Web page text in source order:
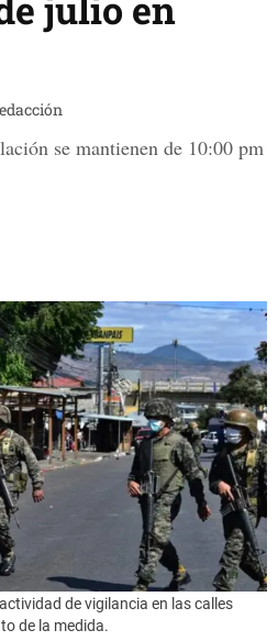
se mantienen de 10:00 pm
de vigilancia en las calles
de la medida.